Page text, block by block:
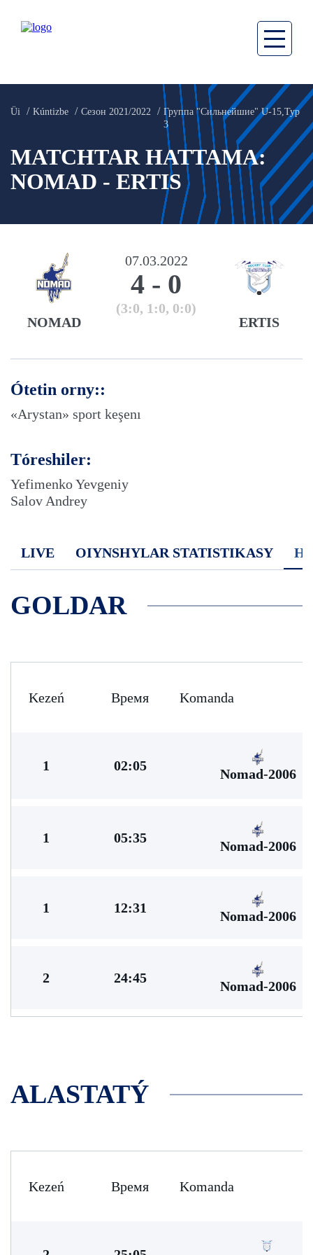
Üi Kúntizbe Сезон 2021/2022
Группа "Сильнейшие" U-15,Тур
3
MATCHTAR HATTAMA:
NOMAD - ERTIS
NOMAD
07.03.2022
4 - 0
(3:0, 1:0, 0:0)
ERTIS
Ótetin orny::
«Arystan» sport keşenı
Tóreshiler:
Yefimenko Yevgeniy
Salov Andrey
LIVE OIYNSHYLAR STATISTIKASY
GOLDAR
Kezeń Время Komanda
1 02:05
Nomad-2006
1 05:35
Nomad-2006
1 12:31
Nomad-2006
2 24:45
Nomad-2006
ALASTATÝ
Kezeń Время Komanda